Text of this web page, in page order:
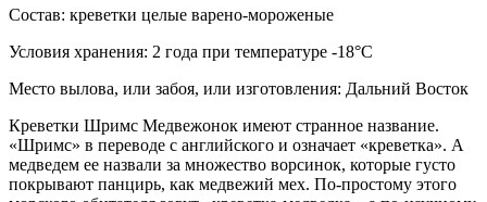
Состав: креветки целые варено-мороженые
Условия хранения: 2 года при температуре -18°С
Место вылова, или забоя, или изготовления: Дальний Восток
Креветки Шримс Медвежонок имеют странное название.
«Шримс» в переводе с английского и означает «креветка». А
медведем ее назвали за множество ворсинок, которые густо
покрывают панцирь, как медвежий мех. По-простому этого